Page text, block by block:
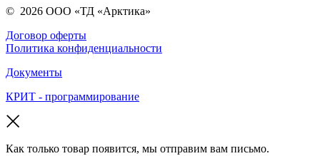
© 2026 ООО «ТД «Арктика»
Договор оферты
Политика конфиденциальности
Документы
КРИТ - программирование
Как только товар появится, мы отправим вам письмо.